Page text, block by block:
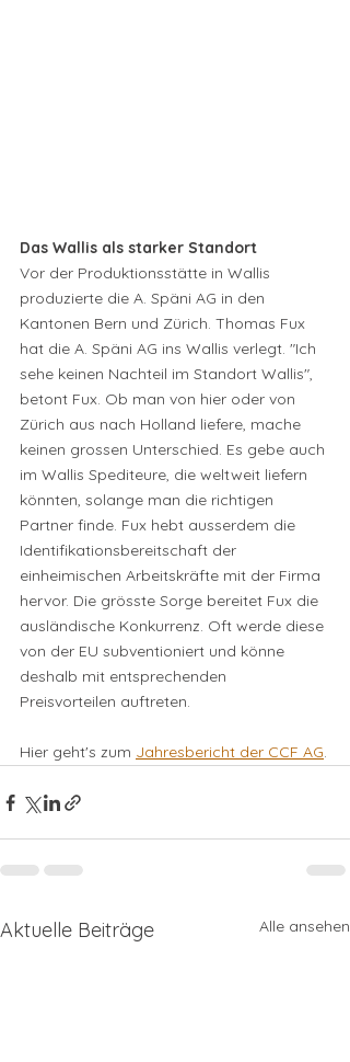
Das Wallis als starker Standort
Vor der Produktionsstätte in Wallis
produzierte die A. Späni AG in den
Kantonen Bern und Zürich. Thomas Fux
hat die A. Späni AG ins Wallis verlegt. "Ich
sehe keinen Nachteil im Standort Wallis",
betont Fux. Ob man von hier oder von
Zürich aus nach Holland liefere, mache
keinen grossen Unterschied. Es gebe auch
im Wallis Spediteure, die weltweit liefern
könnten, solange man die richtigen
Partner finde. Fux hebt ausserdem die
Identifikationsbereitschaft der
einheimischen Arbeitskräfte mit der Firma
hervor. Die grösste Sorge bereitet Fux die
ausländische Konkurrenz. Oft werde diese
von der EU subventioniert und könne
deshalb mit entsprechenden
Preisvorteilen auftreten.
Hier geht's zum Jahresbericht der CCF AG.
Aktuelle Beiträge Alle ansehen